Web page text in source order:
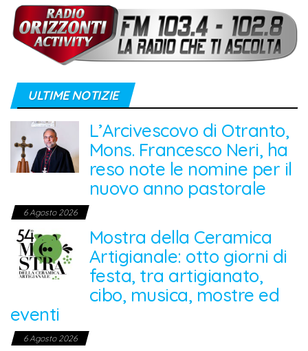
ULTIME NOTIZIE
L’Arcivescovo di Otranto,
Mons. Francesco Neri, ha
reso note le nomine per il
nuovo anno pastorale
6 Agosto 2026
Mostra della Ceramica
Artigianale: otto giorni di
festa, tra artigianato,
cibo, musica, mostre ed
eventi
6 Agosto 2026